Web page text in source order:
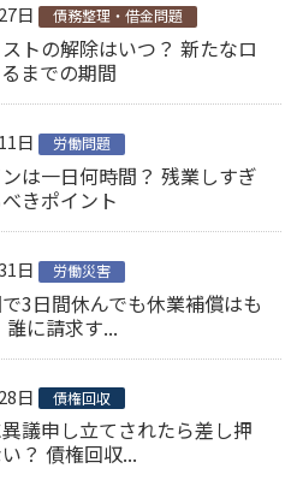
日 債務整理・借金問題
トの解除はいつ？ 新たなロ
までの期間
日 労働問題
は一日何時間？ 残業しすぎ
きポイント
日 労働災害
3日間休んでも休業補償はも
誰に請求す...
日 債権回収
議申し立てされたら差し押
？ 債権回収...